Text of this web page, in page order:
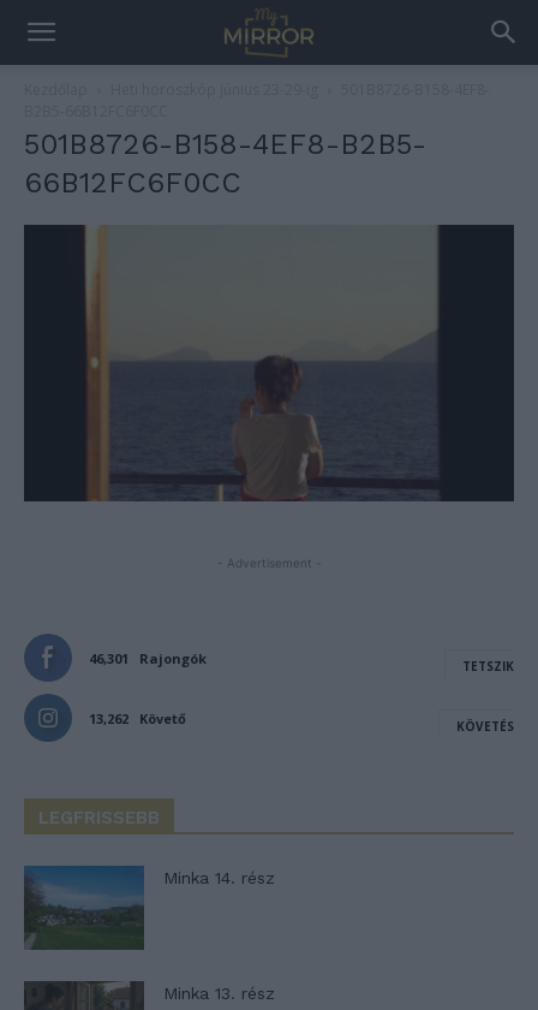
501B8726-B158-4EF8-B2B5-
66B12FC6F0CC
- Advertisement -
46,301 Rajongók TETSZIK
13,262 Követő KÖVETÉS
LEGFRISSEBB
Minka 14. rész
Minka 13. rész